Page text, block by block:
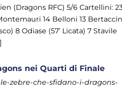
(Dragons RFC) 5/6 Cartellini:
14 Belloni 13
8 Odiase (57’ Licata) 7 Stavile
nei Quarti di Finale
zebre-che-sfidano-i-dragons-